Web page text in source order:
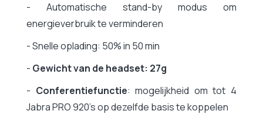
- Automatische stand-by modus om
energieverbruik te verminderen
- Snelle oplading: 50% in 50 min
- Gewicht van de headset: 27g
- Conferentiefunctie: mogelijkheid om tot 4
Jabra PRO 920's op dezelfde basis te koppelen